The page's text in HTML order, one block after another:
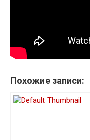
Похожие записи: